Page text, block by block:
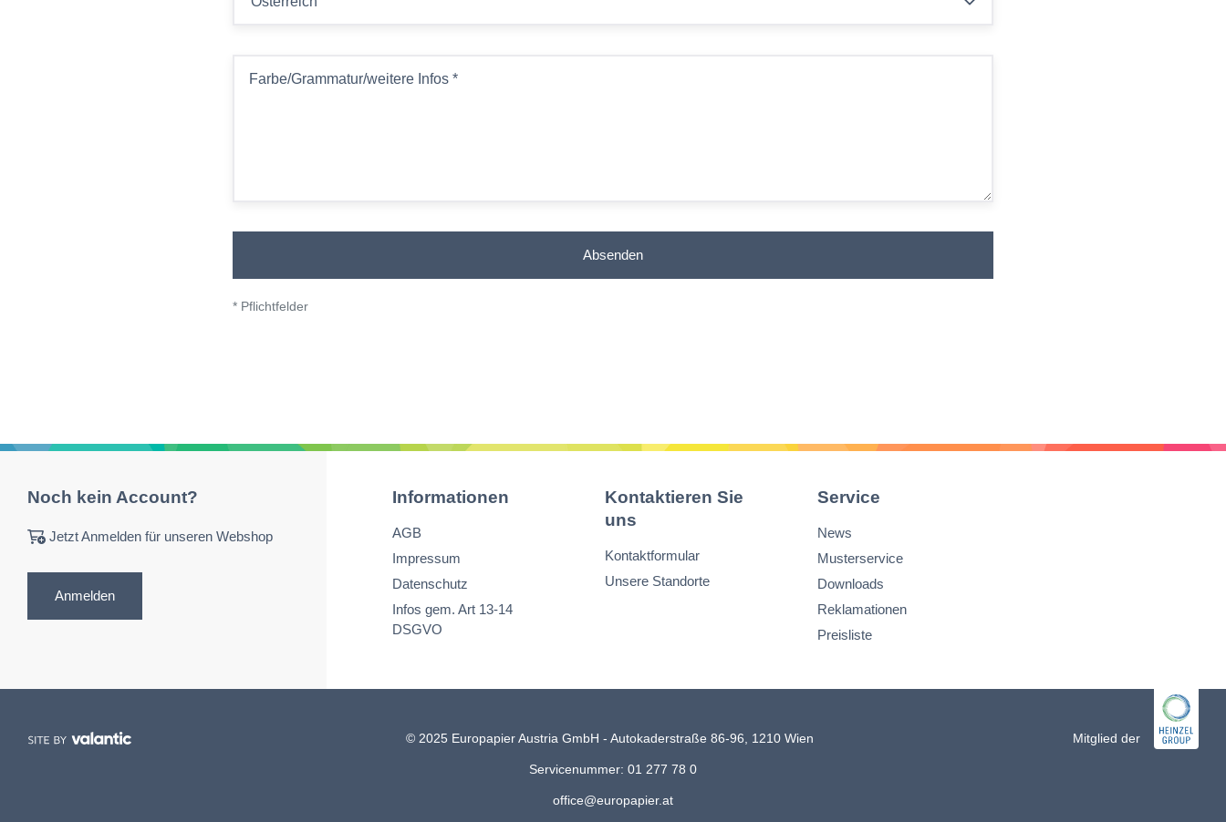
Farbe/Grammatur/weitere Infos *
Absenden
* Pflichtfelder
Noch kein Account?
Jetzt Anmelden für unseren Webshop
Anmelden
Informationen
AGB
Impressum
Datenschutz
Infos gem. Art 13-14
DSGVO
Kontaktieren Sie
uns
Kontaktformular
Unsere Standorte
Service
News
Musterservice
Downloads
Reklamationen
Preisliste
© 2025 Europapier Austria GmbH - Autokaderstraße 86-96, 1210 Wien
Servicenummer: 01 277 78 0
office@europapier.at
Mitglied der